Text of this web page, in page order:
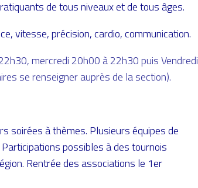
de tous niveaux et de tous âges.
vitesse, précision, cardio, communication.
mercredi 20h00 à 22h30 puis Vendredi
se renseigner auprès de la section).
soirées à thèmes. Plusieurs équipes de
possibles à des tournois
Rentrée des associations le 1er